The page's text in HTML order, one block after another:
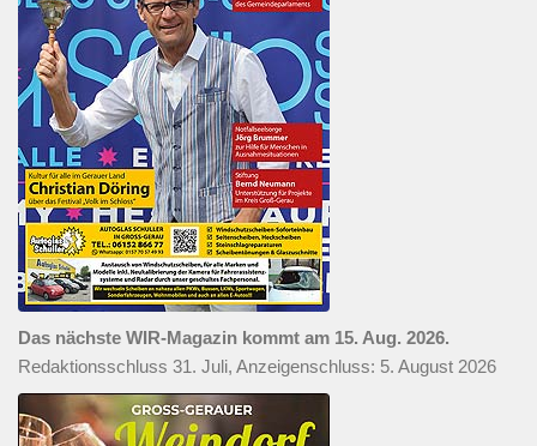
Das nächste WIR-Magazin kommt am 15. Aug. 2026.
Redaktionsschluss 31. Juli, Anzeigenschluss: 5. August 2026